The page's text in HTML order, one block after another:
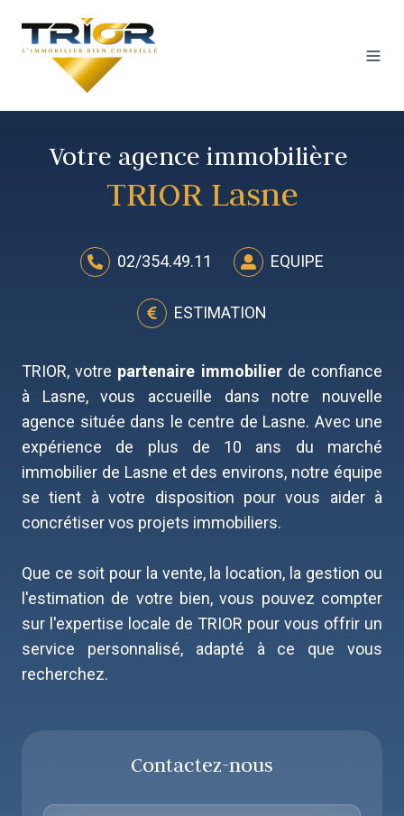
Votre agence immobilière
TRIOR Lasne
02/354.49.11 EQUIPE
ESTIMATION
TRIOR, votre partenaire immobilierde confiance
à Lasne, vous accueille dans notre nouvelle
agence située dans le centre de Lasne. Avec une
expérience de plus de 10 ans du marché
immobilier de Lasne et des environs, notre équipe
se tient à votre disposition pour vous aider à
concrétiser vos projets immobiliers.
Que ce soit pour la vente, la location, la gestion ou
l'estimation de votre bien, vous pouvez compter
sur l'expertise locale de TRIOR pour vous offrir un
service personnalisé, adapté à ce que vous
recherchez.
Contactez-nous